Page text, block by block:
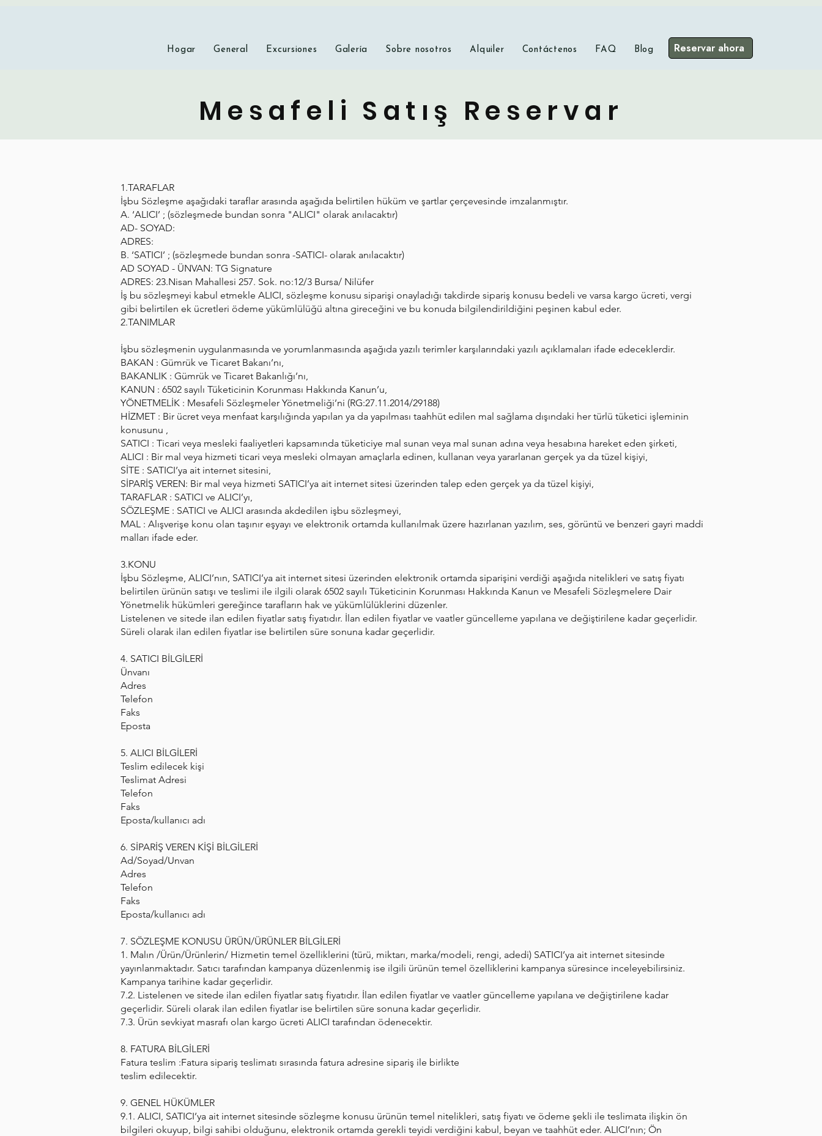
Hogar General Excursiones Galería Sobre nosotros Alquiler Contáctenos FAQ Blog Reservar ahora
Mesafeli Satış Reservar
1.TARAFLAR
İşbu Sözleşme aşağıdaki taraflar arasında aşağıda belirtilen hüküm ve şartlar çerçevesinde imzalanmıştır.
A. ‘ALICI’ ; (sözleşmede bundan sonra "ALICI" olarak anılacaktır)
AD- SOYAD:
ADRES:
B. ‘SATICI’ ; (sözleşmede bundan sonra -SATICI- olarak anılacaktır)
AD SOYAD - ÜNVAN: TG Signature
ADRES: 23.Nisan Mahallesi 257. Sok. no:12/3 Bursa/ Nilüfer
İş bu sözleşmeyi kabul etmekle ALICI, sözleşme konusu siparişi onayladığı takdirde sipariş konusu bedeli ve varsa kargo ücreti, vergi
gibi belirtilen ek ücretleri ödeme yükümlülüğü altına gireceğini ve bu konuda bilgilendirildiğini peşinen kabul eder.
2.TANIMLAR
İşbu sözleşmenin uygulanmasında ve yorumlanmasında aşağıda yazılı terimler karşılarındaki yazılı açıklamaları ifade edeceklerdir.
BAKAN : Gümrük ve Ticaret Bakanı’nı,
BAKANLIK : Gümrük ve Ticaret Bakanlığı’nı,
KANUN : 6502 sayılı Tüketicinin Korunması Hakkında Kanun’u,
YÖNETMELİK : Mesafeli Sözleşmeler Yönetmeliği’ni (RG:27.11.2014/29188)
HİZMET : Bir ücret veya menfaat karşılığında yapılan ya da yapılması taahhüt edilen mal sağlama dışındaki her türlü tüketici işleminin
konusunu ,
SATICI : Ticari veya mesleki faaliyetleri kapsamında tüketiciye mal sunan veya mal sunan adına veya hesabına hareket eden şirketi,
ALICI : Bir mal veya hizmeti ticari veya mesleki olmayan amaçlarla edinen, kullanan veya yararlanan gerçek ya da tüzel kişiyi,
SİTE : SATICI’ya ait internet sitesini,
SİPARİŞ VEREN: Bir mal veya hizmeti SATICI’ya ait internet sitesi üzerinden talep eden gerçek ya da tüzel kişiyi,
TARAFLAR : SATICI ve ALICI’yı,
SÖZLEŞME : SATICI ve ALICI arasında akdedilen işbu sözleşmeyi,
MAL : Alışverişe konu olan taşınır eşyayı ve elektronik ortamda kullanılmak üzere hazırlanan yazılım, ses, görüntü ve benzeri gayri maddi
malları ifade eder.
3.KONU
İşbu Sözleşme, ALICI’nın, SATICI’ya ait internet sitesi üzerinden elektronik ortamda siparişini verdiği aşağıda nitelikleri ve satış fiyatı
belirtilen ürünün satışı ve teslimi ile ilgili olarak 6502 sayılı Tüketicinin Korunması Hakkında Kanun ve Mesafeli Sözleşmelere Dair
Yönetmelik hükümleri gereğince tarafların hak ve yükümlülüklerini düzenler.
Listelenen ve sitede ilan edilen fiyatlar satış fiyatıdır. İlan edilen fiyatlar ve vaatler güncelleme yapılana ve değiştirilene kadar geçerlidir.
Süreli olarak ilan edilen fiyatlar ise belirtilen süre sonuna kadar geçerlidir.
4. SATICI BİLGİLERİ
Ünvanı
Adres
Telefon
Faks
Eposta
5. ALICI BİLGİLERİ
Teslim edilecek kişi
Teslimat Adresi
Telefon
Faks
Eposta/kullanıcı adı
6. SİPARİŞ VEREN KİŞİ BİLGİLERİ
Ad/Soyad/Unvan
Adres
Telefon
Faks
Eposta/kullanıcı adı
7. SÖZLEŞME KONUSU ÜRÜN/ÜRÜNLER BİLGİLERİ
1. Malın /Ürün/Ürünlerin/ Hizmetin temel özelliklerini (türü, miktarı, marka/modeli, rengi, adedi) SATICI’ya ait internet sitesinde
yayınlanmaktadır. Satıcı tarafından kampanya düzenlenmiş ise ilgili ürünün temel özelliklerini kampanya süresince inceleyebilirsiniz.
Kampanya tarihine kadar geçerlidir.
7.2. Listelenen ve sitede ilan edilen fiyatlar satış fiyatıdır. İlan edilen fiyatlar ve vaatler güncelleme yapılana ve değiştirilene kadar
geçerlidir. Süreli olarak ilan edilen fiyatlar ise belirtilen süre sonuna kadar geçerlidir.
7.3. Ürün sevkiyat masrafı olan kargo ücreti ALICI tarafından ödenecektir.
8. FATURA BİLGİLERİ
Fatura teslim :Fatura sipariş teslimatı sırasında fatura adresine sipariş ile birlikte
teslim edilecektir.
9. GENEL HÜKÜMLER
9.1. ALICI, SATICI’ya ait internet sitesinde sözleşme konusu ürünün temel nitelikleri, satış fiyatı ve ödeme şekli ile teslimata ilişkin ön
bilgileri okuyup, bilgi sahibi olduğunu, elektronik ortamda gerekli teyidi verdiğini kabul, beyan ve taahhüt eder. ALICI’nın; Ön